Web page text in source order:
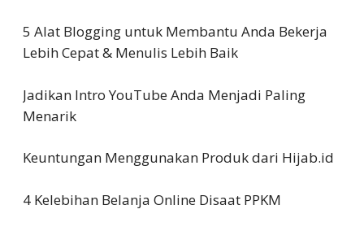
5 Alat Blogging untuk Membantu Anda Bekerja
Lebih Cepat & Menulis Lebih Baik
Jadikan Intro YouTube Anda Menjadi Paling
Menarik
Keuntungan Menggunakan Produk dari Hijab.id
4 Kelebihan Belanja Online Disaat PPKM